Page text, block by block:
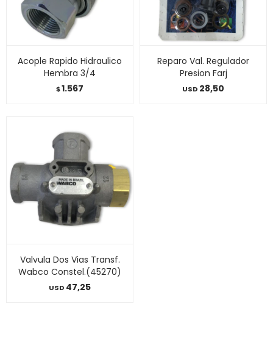
Acople Rapido Hidraulico
Hembra 3/4
$1.567
Reparo Val. Regulador
Presion Farj
USD 28,50
Valvula Dos Vias Transf.
Wabco Constel.(45270)
USD 47,25